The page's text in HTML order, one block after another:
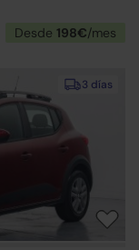
Desde 198€/mes
3 días